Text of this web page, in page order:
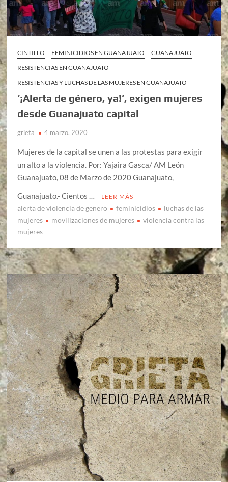
CINTILLO FEMINICIDIOS EN GUANAJUATO
GUANAJUATO
RESISTENCIAS EN GUANAJUATO
RESISTENCIAS Y LUCHAS DE LAS MUJERES EN GUANAJUATO
‘¡Alerta de género, ya!’, exigen mujeres
desde Guanajuato capital
grieta 4 marzo, 2020
Mujeres de la capital se unen a las protestas para exigir
un alto a la violencia. Por: Yajaira Gasca/ AM León
Guanajuato, 08 de Marzo de 2020 Guanajuato,
Guanajuato.- Cientos …
LEER MÁS
alerta de violencia de genero feminicidios
luchas de las
mujeres
movilizaciones de mujeres
violencia contra las
mujeres